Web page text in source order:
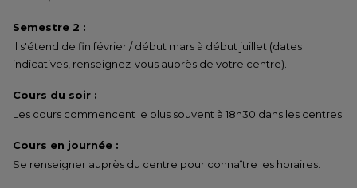
Semestre 2 :
Il s'étend de fin février / début mars à début juillet (dates
indicatives, renseignez-vous auprès de votre centre).
Cours du soir :
Les cours commencent le plus souvent à 18h30 dans les centres.
Cours en journée :
Se renseigner auprès du centre pour connaître les horaires.